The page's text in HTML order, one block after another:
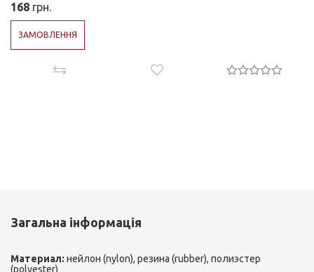
168 грн.
ЗАМОВЛЕННЯ
Загальна інформація
Материал: нейлон (nylon), резина (rubber), полиэстер
(polyester)